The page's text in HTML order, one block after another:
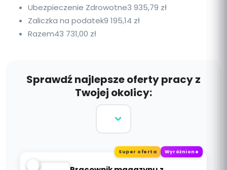
Ubezpieczenie Zdrowotne3 935,79 zł
Zaliczka na podatek9 195,14 zł
Razem43 731,00 zł
Sprawdź najlepsze oferty pracy z
Twojej okolicy:
Super oferta Wyróżnione